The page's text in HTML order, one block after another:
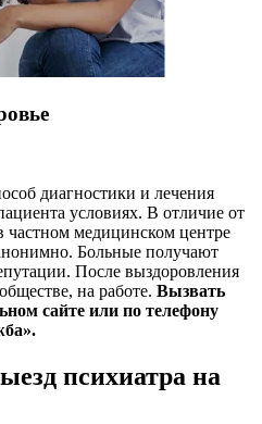
диагностики и лечения
условиях. В отличие от
частном медицинском центре
Больные получают
После выздоровления
на работе. Вызвать
сайте или по телефону
психиатра на